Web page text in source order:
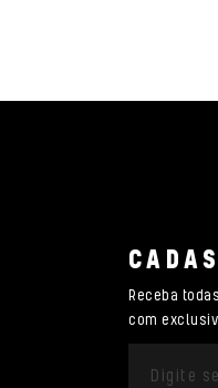
Receba
com